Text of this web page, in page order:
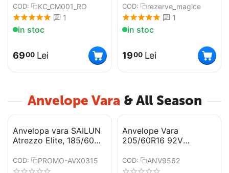
caligrafie – Litere de
Mana, Litere de Tipar,
Cifre si Desen, 26x18.5
cm
COD: KC_CM001_RO
1
in stoc
6900 Lei
degete
COD: rezerve_magice
1
in stoc
1900 Lei
Anvelope Vara & All Season
Anvelopa vara SAILUN
Atrezzo Elite, 185/60
COD: PROMO-AVX0315
Anvelope Vara
205/60R16 92V
COD: ANV9562